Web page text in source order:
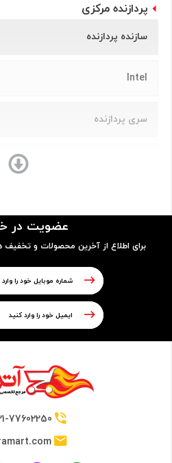
پردازنده مرکزی
سازنده پردازنده
Intel
سری پردازنده
7660U
2.5GHz up to 4.0GHz
عضویت در
برای اطلاع از آخرین محصولات و تخفیف
77602250